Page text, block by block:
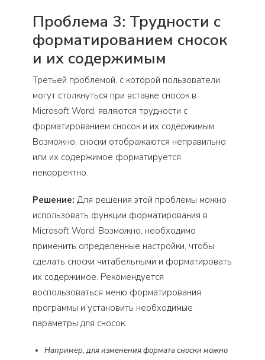
Проблема 3: Трудности с
форматированием сносок
и их содержимым
Третьей проблемой, с которой пользователи
могут столкнуться при вставке сносок в
Microsoft Word, являются трудности с
форматированием сносок и их содержимым.
Возможно, сноски отображаются неправильно
или их содержимое форматируется
некорректно.
Решение: Для решения этой проблемы можно
использовать функции форматирования в
Microsoft Word. Возможно, необходимо
применить определенные настройки, чтобы
сделать сноски читабельными и форматировать
их содержимое. Рекомендуется
воспользоваться меню форматирования
программы и установить необходимые
параметры для сносок.
Например, для изменения формата сноски можно